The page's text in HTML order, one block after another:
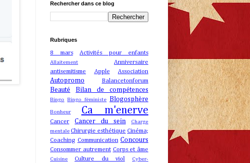
Rechercher dans ce blog
Rubriques
8 mars Activités pour enfants
Allaitement
Anniversaire
antisemitisme
Apple Association
Autopromo Balancetonforum
Beauté Bilan de compétences
Bingo Bingo féministe Blogosphère
Bonheur Ca m'enerve
Cancer Cancer du sein
Charge
mentaleChirurgie esthétique Cinéma;
Coaching Communication Concours
Consommer autrement Corps et âme
Cuisine Culture du viol
Cyber-